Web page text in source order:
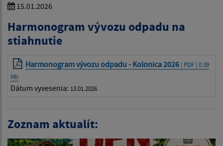
15.01.2026
Harmonogram vývozu odpadu na
stiahnutie
Harmonogram vývozu odpadu - Kolonica 2026 | PDF | 0.39
Mb
Dátum vyvesenia: 13.01.2026
Zoznam aktualít: